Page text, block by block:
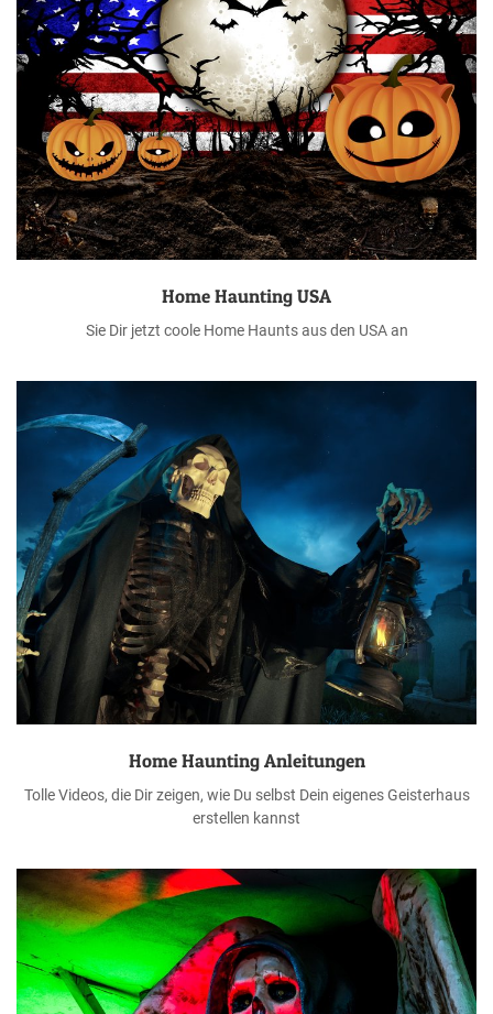
Home Haunting USA
Sie Dir jetzt coole Home Haunts aus den USA an
Home Haunting Anleitungen
Tolle Videos, die Dir zeigen, wie Du selbst Dein eigenes Geisterhaus
erstellen kannst